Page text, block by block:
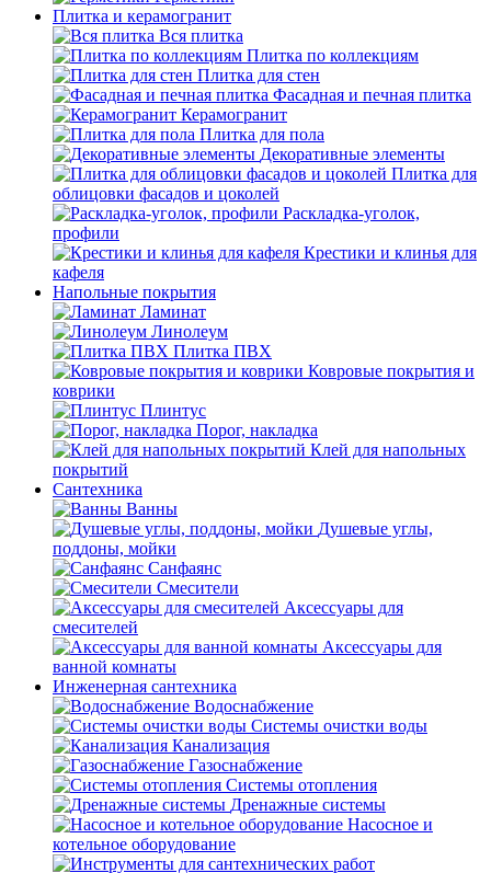
Плитка и керамогранит
Вся плитка
Плитка по коллекциям
Плитка для стен
Фасадная и печная плитка
Керамогранит
Плитка для пола
Декоративные элементы
Плитка для
облицовки фасадов и цоколей
Раскладка-уголок,
профили
Крестики и клинья для
кафеля
Напольные покрытия
Ламинат
Линолеум
Плитка ПВХ
Ковровые покрытия и
коврики
Плинтус
Порог, накладка
Клей для напольных
покрытий
Сантехника
Ванны
Душевые углы,
поддоны, мойки
Санфаянс
Смесители
Аксессуары для
смесителей
Аксессуары для
ванной комнаты
Инженерная сантехника
Водоснабжение
Системы очистки воды
Канализация
Газоснабжение
Системы отопления
Дренажные системы
Насосное и
котельное оборудование